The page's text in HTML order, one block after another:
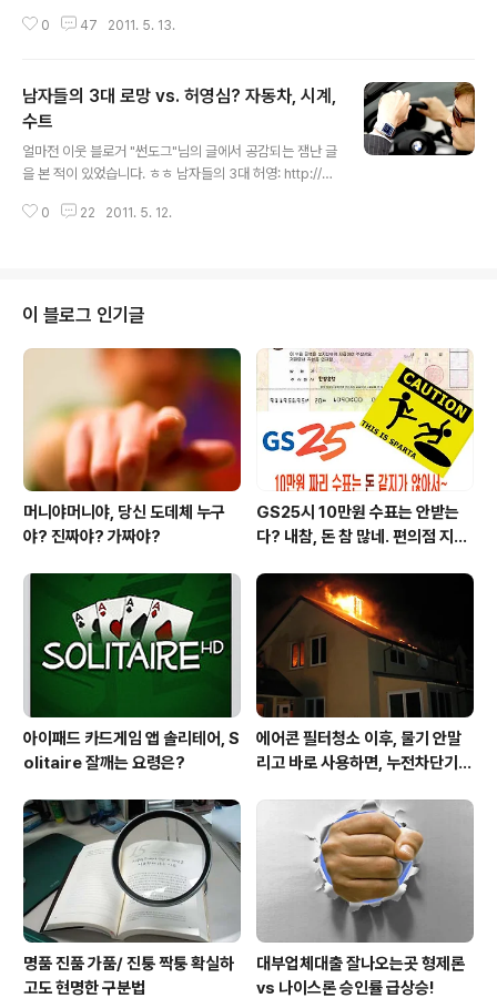
요.. 사실...일렉기타가 얍실해 보여도 무게는 꽤 나가기 때
교에서 일단 통기타를 가져오라고 했다면서.. 저번주에 마
침내 애들용 통기타를 하나 장만하게 되었습니다..으으 신
기한것은.. 울집 꼬맹이가...태어나고... 어린시절을 보내고..
성장하는 동안.. 제가 일렉기타를 거의 치지 않았었기때문
에.. 흔히말해 서당개 이력도 없을뿐만 아니라.. 시끄러운
노래는 당연히 안좋아하길레... 헤비메탈과는 거리가 멀겠
0 47 2011. 5. 13.
남자들의 3대 로망 vs. 허영심? 자동차, 시계,
수트
얼마전 이웃 블로거 "썬도그"님의 글에서 공감되는 잼난 글
을 본 적이 있었습니다. ㅎㅎ 남자들의 3대 허영: http://p
복 을.. 남자들의 허영이 잘 표출된 3대 로망으로 신랄+잼
세가지로 함 꼽아봤습니다...ㅋ 자동차 시계 수트 자동차로
말하자면... 신형 국산 브랜드 카에서 시작하여.. 감히 범접
하기 어려운 컨셉카는 물론이고.. 내놓으라하는 브랜드에
이르기까지.. 한대만 있으면 오만가지 속된 생각 다 할 수
있을정도니깐... 자동차는 거의 공..
0 22 2011. 5. 12.
이 블로그 인기글
머니야머니야, 당신 도데체 누구
야? 진짜야? 가짜야?
GS25시 10만원 수표는 안받는
다? 내참, 돈 참 많네. 편의점 지에
지구만~
아이패드 카드게임 앱 솔리테어, S
olitaire 잘깨는 요령은?
에어콘 필터청소 이후, 물기 안말
리고 바로 사용하면, 누전차단기
명품 진품 가품/ 진퉁 짝퉁 확실하
고도 현명한 구분법
대부업체대출 잘나오는곳 형제론
vs 나이스론 승인률 급상승!